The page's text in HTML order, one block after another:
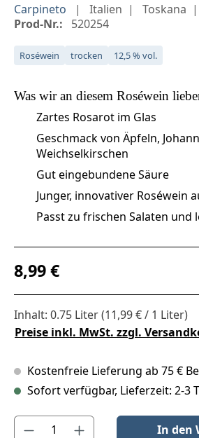
Carpineto Italien
Toskana
Prod-Nr.:
520254
Roséwein trocken 12,5 % vol.
Was wir an diesem Roséwein
Zartes Rosarot im Glas
Geschmack von Äpfeln,
Weichselkirschen
Gut eingebundene Säure
Junger, innovativer Roséwein
Passt zu frischen Salaten und
Regulärer Preis:
8,99 €
Inhalt: 0.75 Liter(11,99 € / 1 Liter)
Preise inkl. MwSt. zzgl.
Kostenfreie Lieferung ab 75 €
Sofort verfügbar, Lieferzeit: 2-3
Produkt Anzahl: Gib den gewünschten
In den